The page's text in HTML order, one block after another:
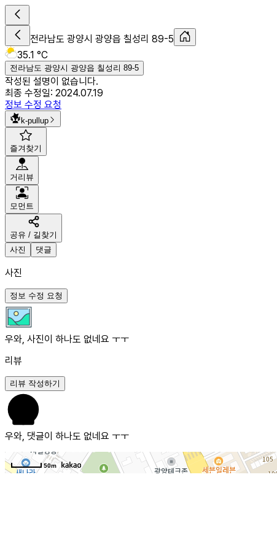
전라남도 광양시 광양읍 칠성리 89-5
35.1 °C
전라남도 광양시 광양읍 칠성리 89-5
작성된 설명이 없습니다.
최종 수정일: 2024.07.19
정보 수정 요청
k-pullup
즐겨찾기
거리뷰
모먼트
공유 / 길찾기
사진
댓글
사진
정보 수정 요청
우와, 사진이 하나도 없네요 ㅜㅜ
리뷰
리뷰 작성하기
우와, 댓글이 하나도 없네요 ㅜㅜ
50m